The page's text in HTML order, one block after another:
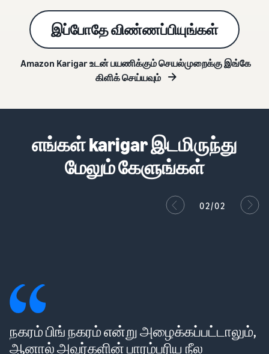
இப்போதே விண்ணப்பியுங்கள்
Amazon Karigar உடன் பயணிக்கும் செயல்முறைக்கு இங்கே
கிளிக் செய்யவும்
எங்கள் karigar இடமிருந்து
மேலும் கேளுங்கள்
02/02
நகரம் பிங் நகரம் என்று அழைக்கப்பட்டாலும்,
ஆனால் அவர்களின் பாரம்பரிய நீல